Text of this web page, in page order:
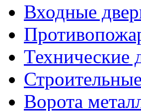
Входные
Технические
Ворота